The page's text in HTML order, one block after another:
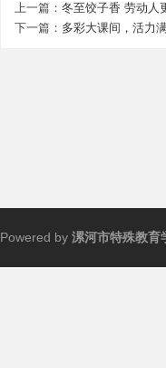
上一篇： 冬至饺子香 劳动
下一篇： 多彩大课间，活力
Powered by 漯河市特殊教育